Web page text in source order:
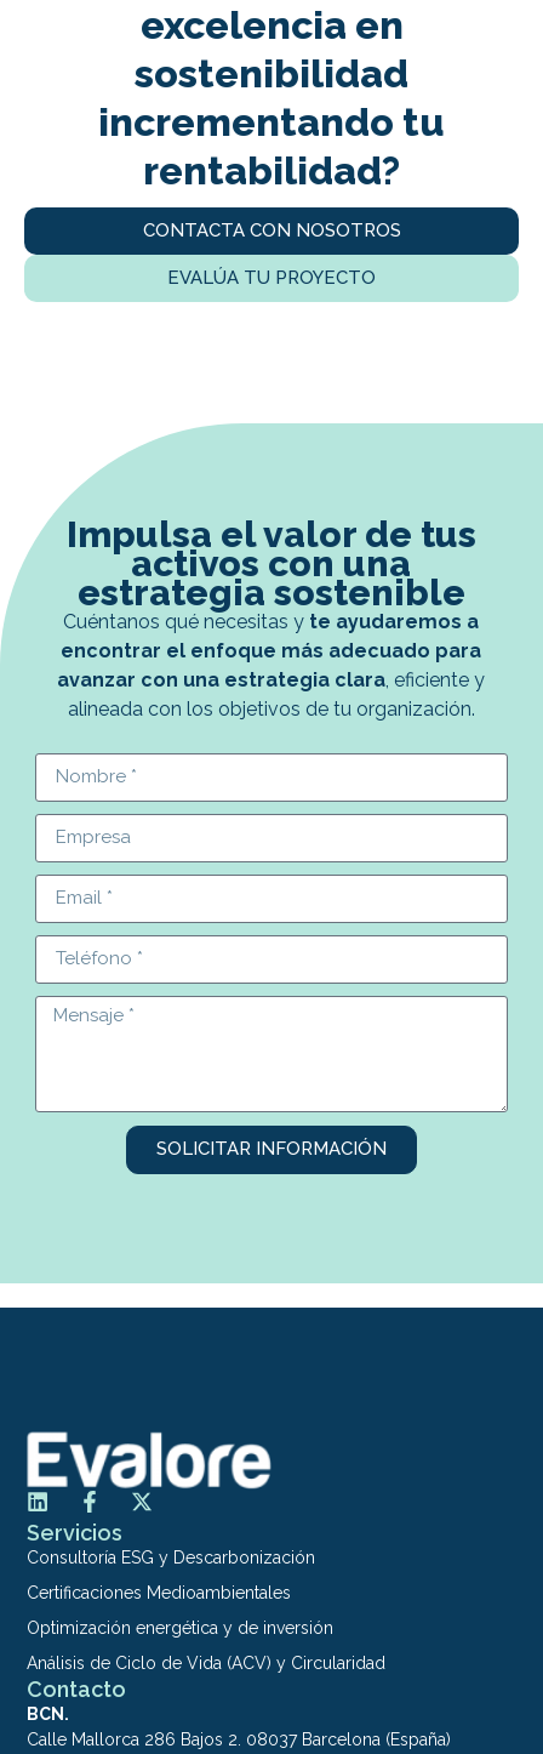
excelencia en
sostenibilidad
incrementando tu
rentabilidad?
CONTACTA CON NOSOTROS
EVALÚA TU PROYECTO
Impulsa el valor de tus
activos con una
estrategia sostenible
Cuéntanos qué necesitas y te ayudaremos a
encontrar el enfoque más adecuado para
avanzar con una estrategia clara , eficiente y
alineada con los objetivos de tu organización.
SOLICITAR INFORMACIÓN
Servicios
Consultoría ESG y Descarbonización
Certificaciones Medioambientales
Optimización energética y de inversión
Análisis de Ciclo de Vida (ACV) y Circularidad
Contacto
BCN.
Calle Mallorca 286 Bajos 2. 08037 Barcelona (España)